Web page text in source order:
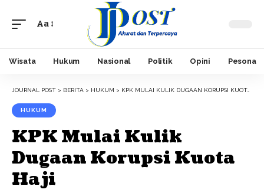
Font
Aa
Wisata Hukum Nasional Politik Opini Pesona
JOURNAL POST > BERITA > HUKUM > KPK MULAI KULIK DUGAAN KORUPSI KUOTA HAJI
HUKUM
KPK Mulai Kulik
Dugaan Korupsi Kuota
Haji